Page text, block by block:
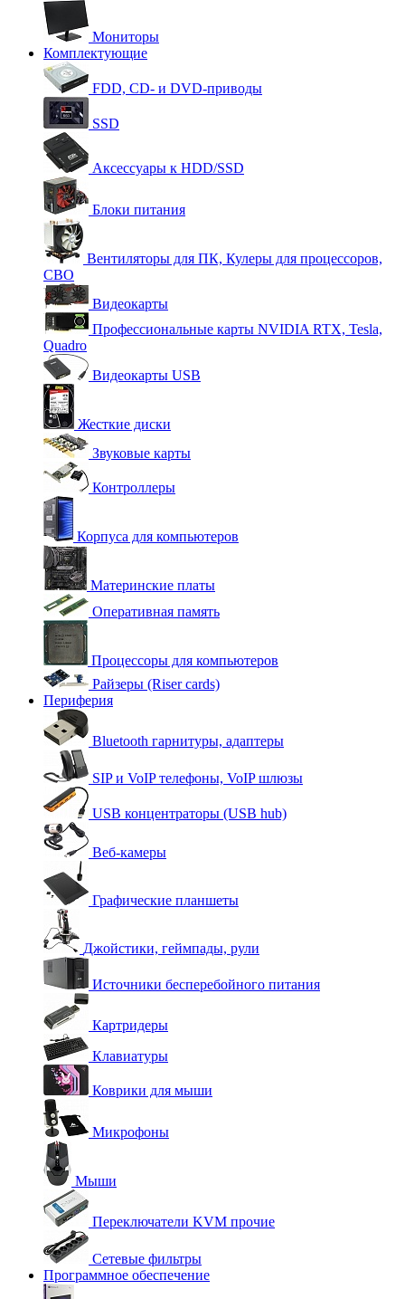
Мониторы
Комплектующие
FDD, CD- и DVD-приводы
SSD
Аксессуары к HDD/SSD
Блоки питания
Вентиляторы для ПК, Кулеры для процессоров,
СВО
Видеокарты
Профессиональные карты NVIDIA RTX, Tesla,
Quadro
Видеокарты USB
Жесткие диски
Звуковые карты
Контроллеры
Корпуса для компьютеров
Материнские платы
Оперативная память
Процессоры для компьютеров
Райзеры (Riser cards)
Периферия
Bluetooth гарнитуры, адаптеры
SIP и VoIP телефоны, VoIP шлюзы
USB концентраторы (USB hub)
Веб-камеры
Графические планшеты
Джойстики, геймпады, рули
Источники бесперебойного питания
Картридеры
Клавиатуры
Коврики для мыши
Микрофоны
Мыши
Переключатели KVM прочие
Сетевые фильтры
Программное обеспечение